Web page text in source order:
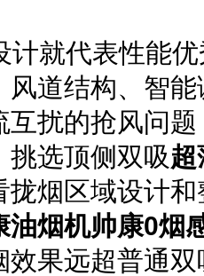
计就代表性能
风道结构、智
互扰的抢风问
选顶侧双吸超
拢烟区域设计
油烟机帅康0烟
效果远超普通双